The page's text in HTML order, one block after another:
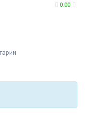
0.00